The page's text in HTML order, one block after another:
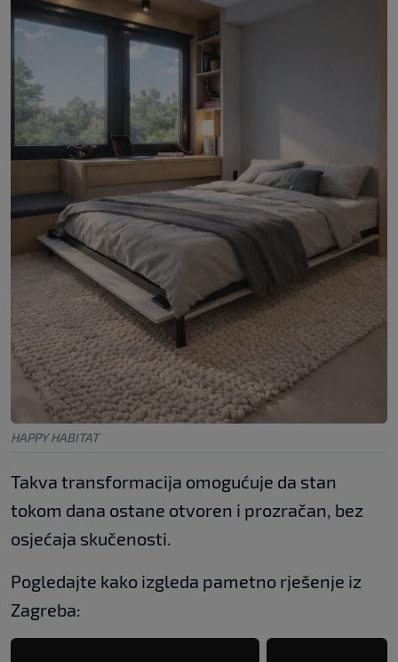
HAPPY HABITAT
Takva transformacija omogućuje da stan
tokom dana ostane otvoren i prozračan, bez
osjećaja skučenosti.
Pogledajte kako izgleda pametno rješenje iz
Zagreba: